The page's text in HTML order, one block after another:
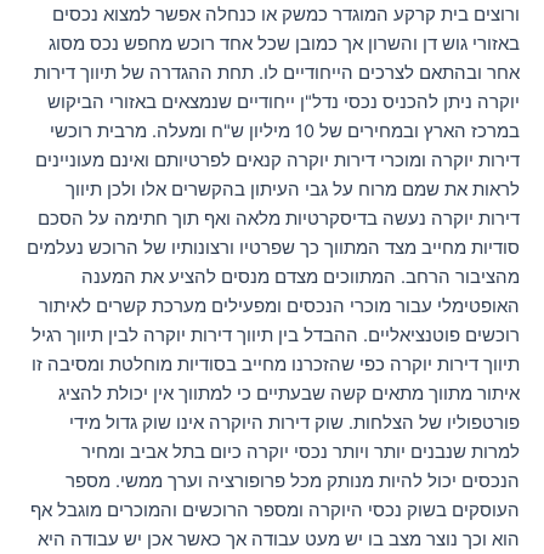
ורוצים בית קרקע המוגדר כמשק או כנחלה אפשר למצוא נכסים
באזורי גוש דן והשרון אך כמובן שכל אחד רוכש מחפש נכס מסוג
אחר ובהתאם לצרכים הייחודיים לו. תחת ההגדרה של תיווך דירות
יוקרה ניתן להכניס נכסי נדל"ן ייחודיים שנמצאים באזורי הביקוש
במרכז הארץ ובמחירים של 10 מיליון ש"ח ומעלה. מרבית רוכשי
דירות יוקרה ומוכרי דירות יוקרה קנאים לפרטיותם ואינם מעוניינים
לראות את שמם מרוח על גבי העיתון בהקשרים אלו ולכן תיווך
דירות יוקרה נעשה בדיסקרטיות מלאה ואף תוך חתימה על הסכם
סודיות מחייב מצד המתווך כך שפרטיו ורצונותיו של הרוכש נעלמים
מהציבור הרחב. המתווכים מצדם מנסים להציע את המענה
האופטימלי עבור מוכרי הנכסים ומפעילים מערכת קשרים לאיתור
רוכשים פוטנציאליים. ההבדל בין תיווך דירות יוקרה לבין תיווך רגיל
תיווך דירות יוקרה כפי שהזכרנו מחייב בסודיות מוחלטת ומסיבה זו
איתור מתווך מתאים קשה שבעתיים כי למתווך אין יכולת להציג
פורטפוליו של הצלחות. שוק דירות היוקרה אינו שוק גדול מידי
למרות שנבנים יותר ויותר נכסי יוקרה כיום בתל אביב ומחיר
הנכסים יכול להיות מנותק מכל פרופורציה וערך ממשי. מספר
העוסקים בשוק נכסי היוקרה ומספר הרוכשים והמוכרים מוגבל אף
הוא וכך נוצר מצב בו יש מעט עבודה אך כאשר אכן יש עבודה היא